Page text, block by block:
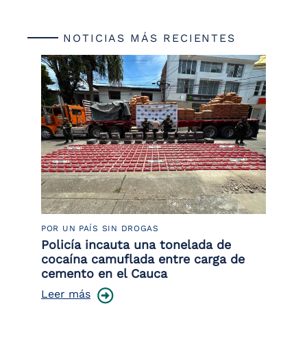
NOTICIAS MÁS RECIENTES
POR UN PAÍS SIN DROGAS
Policía incauta una tonelada de
cocaína camuflada entre carga de
cemento en el Cauca
Leer más